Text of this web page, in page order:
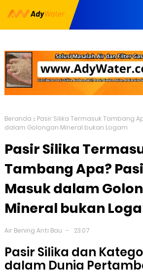
Beranda
Pasir Silika Termasuk Tambang
dalam Golongan Mineral bukan Logam
Pasir Silika
Tambang Apa?
Masuk dalam
Mineral bukan
Air Bening Anti Bau 23.07
Pasir Silika dan
dalam Dunia